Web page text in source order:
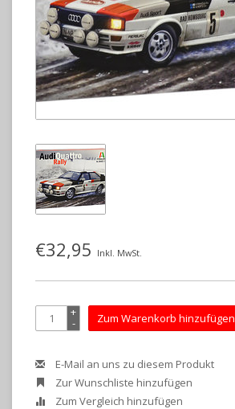
€32,95 Inkl. MwSt.
+
- Zum Warenkorb hinzufügen
E-Mail an uns zu diesem Produkt
Zur Wunschliste hinzufügen
Zum Vergleich hinzufügen